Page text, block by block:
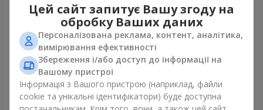
Букет "Piedmont"
5 332 грн
Композиція "Сільвія"
3 570 грн
Цей сайт запитує Вашу згоду на
обробку Ваших даних
Персоналізована реклама, контент, аналітика,
вимірювання ефективності
Збереження і/або доступ до інформації на
Вашому пристрої
Інформація з Вашого пристрою (наприклад, файли
cookie та унікальні ідентифікатори) буде доступна